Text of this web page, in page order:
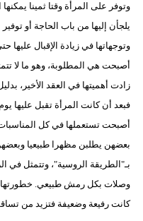
وتوفر على المرأة وقتا ثمينا
يلجأن إليها من باب الحاجة أو
وتوجهاتها في زيادة الإقبال
أصبحت هي المطلوبة، وهو ما لا
زادت أهميتها في العقد الأخير،
فبعد أن كانت المرأة تقبل عليها
أصبحت تستعملها في كل
بعضهن يطلبن مظهرا طبيعيا
بـ"الطريقة الروسية"، وتتمثل في
وصلات بكل رمش طبيعي. خطورتها
كانت رفيعة وضعيفة فتزيد من